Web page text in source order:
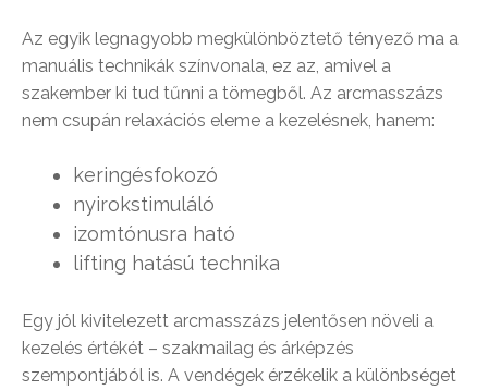
Az egyik legnagyobb megkülönböztető tényező ma a
manuális technikák színvonala, ez az, amivel a
szakember ki tud tűnni a tömegből. Az arcmasszázs
nem csupán relaxációs eleme a kezelésnek, hanem:
keringésfokozó
nyirokstimuláló
izomtónusra ható
lifting hatású technika
Egy jól kivitelezett arcmasszázs jelentősen növeli a
kezelés értékét – szakmailag és árképzés
szempontjából is. A vendégek érzékelik a különbséget